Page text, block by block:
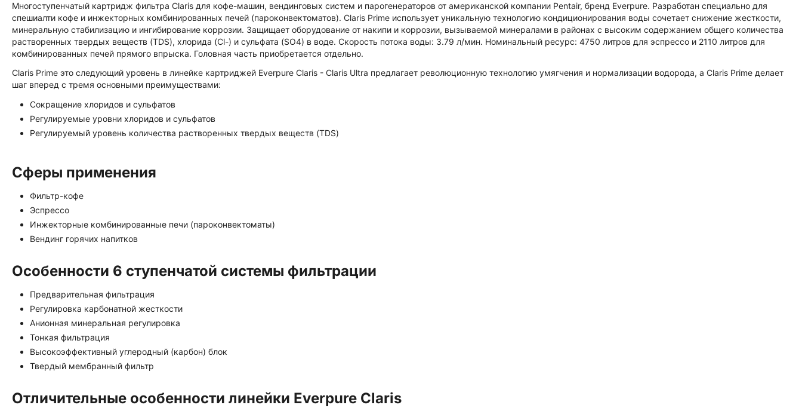
Многоступенчатый картридж фильтра Claris для кофе-машин, вендинговых систем и парогенераторов от американской компании Pentair, бренд Everpure. Разработан специально для
спешиалти кофе и инжекторных комбинированных печей (пароконвектоматов). Claris Prime использует уникальную технологию кондиционирования воды сочетает снижение жесткости,
минеральную стабилизацию и ингибирование коррозии. Защищает оборудование от накипи и коррозии, вызываемой минералами в районах с высоким содержанием общего количества
растворенных твердых веществ (TDS), хлорида (Cl-) и сульфата (SO4) в воде. Скорость потока воды: 3.79 л/мин. Номинальный ресурс: 4750 литров для эспрессо и 2110 литров для
комбинированных печей прямого впрыска. Головная часть приобретается отдельно.
Claris Prime это следующий уровень в линейке картриджей Everpure Claris - Claris Ultra предлагает революционную технологию умягчения и нормализации водорода, а Claris Prime делает
шаг вперед с тремя основными преимуществами:
Сокращение хлоридов и сульфатов
Регулируемые уровни хлоридов и сульфатов
Регулируемый уровень количества растворенных твердых веществ (TDS)
Сферы применения
Фильтр-кофе
Эспрессо
Инжекторные комбинированные печи (пароконвектоматы)
Вендинг горячих напитков
Особенности 6 ступенчатой системы фильтрации
Предварительная фильтрация
Регулировка карбонатной жесткости
Анионная минеральная регулировка
Тонкая фильтрация
Высокоэффективный углеродный (карбон) блок
Твердый мембранный фильтр
Отличительные особенности линейки Everpure Claris